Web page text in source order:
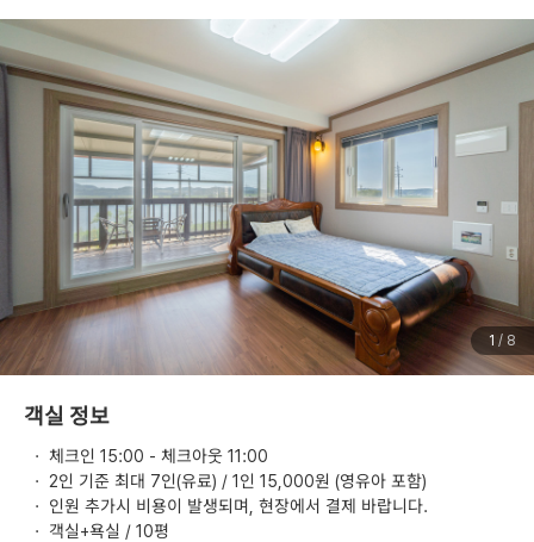
1 / 8
객실 정보
· 체크인 15:00 - 체크아웃 11:00
·
2인 기준 최대 7인(유료) / 1인 15,000원 (영유아 포함)
·
인원 추가시 비용이 발생되며, 현장에서 결제 바랍니다.
·
객실+욕실 / 10평